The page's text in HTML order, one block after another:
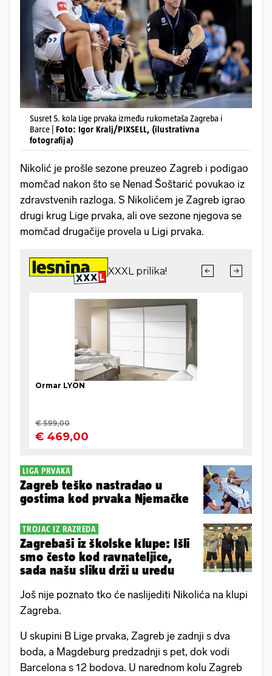
Susret 5. kola Lige prvaka između rukometaša Zagreba i
Barce | Foto: Igor Kralj/PIXSELL, (ilustrativna
fotografija)
Nikolić je prošle sezone preuzeo Zagreb i podigao
momčad nakon što se Nenad Šoštarić povukao iz
zdravstvenih razloga. S Nikolićem je Zagreb igrao
drugi krug Lige prvaka, ali ove sezone njegova se
momčad drugačije provela u Ligi prvaka.
LIGA PRVAKA
Zagreb teško nastradao u
gostima kod prvaka Njemačke
TROJAC IZ RAZREDA
Zagrebaši iz školske klupe: Išli
smo često kod ravnateljice,
sada našu sliku drži u uredu
Još nije poznato tko će naslijediti Nikolića na klupi
Zagreba.
U skupini B Lige prvaka, Zagreb je zadnji s dva
boda, a Magdeburg predzadnji s pet, dok vodi
Barcelona s 12 bodova. U narednom kolu Zagreb